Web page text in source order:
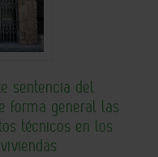
sentencia del
forma general las
técnicos en los